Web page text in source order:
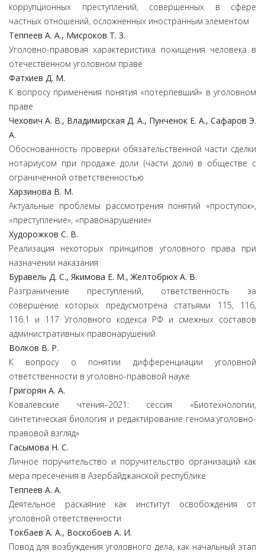
коррупционных преступлений, совершенных в сфере
частных отношений, осложненных иностранным элементом
Теппеев А. А., Мисроков Т. З.
Уголовно-правовая характеристика похищения человека в
отечественном уголовном праве
Фатхиев Д. М.
К вопросу применения понятия «потерпевший» в уголовном
праве
Чехович А. В., Владимирская Д. А., Пунченок Е. А., Сафаров Э.
А.
Обоснованность проверки обязательственной части сделки
нотариусом при продаже доли (части доли) в обществе с
ограниченной ответственностью
Харзинова В. М.
Актуальные проблемы рассмотрения понятий «проступок»,
«преступление», «правонарушение»
Худорожков С. В.
Реализация некоторых принципов уголовного права при
назначении наказания
Буравель Д. С., Якимова Е. М., Желтобрюх А. В.
Разграничение преступлений, ответственность за
совершение которых предусмотрена статьями 115, 116,
116.1 и 117 Уголовного кодекса РФ и смежных составов
административных правонарушений
Волков В. Р.
К вопросу о понятии дифференциации уголовной
ответственности в уголовно-правовой науке
Григорян А. А.
Ковалевские чтения–2021: сессия «Биотехнологии,
синтетическая биология и редактирование генома:уголовно-
правовой взгляд»
Гасымова Н. С.
Личное поручительство и поручительство организаций как
мера пресечения в Азербайджанской республике
Теппеев А. А.
Деятельное раскаяние как институт освобождения от
уголовной ответственности
Токбаев А. А., Воскобоев А. И.
Повод для возбуждения уголовного дела, как начальный этап